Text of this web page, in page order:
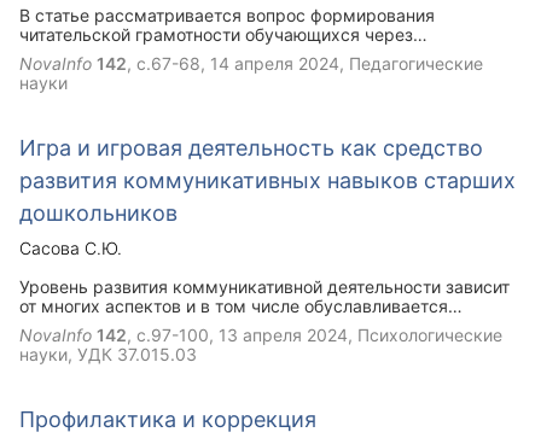
В статье рассматривается вопрос формирования
читательской грамотности обучающихся через
организацию деятельности школьного читательского клуба.
Автор делится собственным опытом привлечения детей к
чтению, воспитанию вдумчивого читателя через
NovaInfo 142, с.67-68, 14 апреля 2024, Педагогические
науки
Игра и игровая деятельность как средство
развития коммуникативных навыков старших
дошкольников
Сасова С.Ю.
Уровень развития коммуникативной деятельности зависит
от многих аспектов и в том числе обуславливается
различными формами взаимодействия педагога
(воспитателя) и ребенка. К таким формам можно отнести
различные кружки, дидактические игры,
потребностями и интересами ребенка. Процесс развития
NovaInfo 142, с.97-100, 13 апреля 2024, Психологические
науки, УДК 37.015.03
Профилактика и коррекция